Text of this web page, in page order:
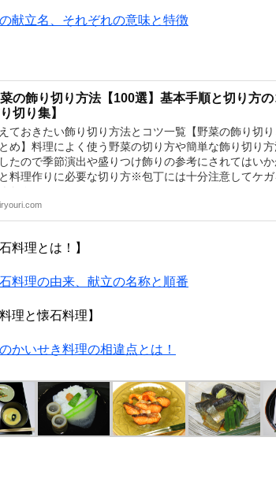
献立名、それぞれの意味と特徴
の飾り切り方法【100選】基本手順と切り方
切り集】
ておきたい飾り切り方法とコツ一覧【野菜の飾り切
め】料理によく使う野菜の切り方や簡単な飾り切り
たので季節演出や盛りつけ飾りの参考にされてはい
料理作りに必要な切り方※包丁には十分注意してケ
ください。
料理とは！】
料理の由来、献立の名称と順番
理と懐石料理】
かいせき料理の相違点とは！